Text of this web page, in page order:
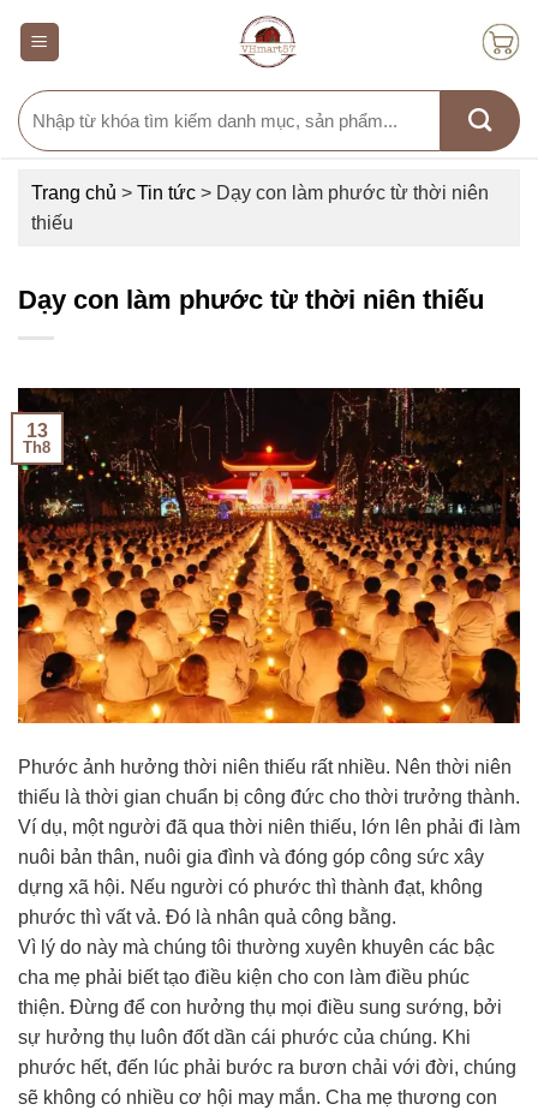
Search
for:
Trang chủ > Tin tức > Dạy con làm phước từ thời niên
thiếu
Dạy con làm phước từ thời niên thiếu
13
Th8
Phước ảnh hưởng thời niên thiếu rất nhiều. Nên thời niên
thiếu là thời gian chuẩn bị công đức cho thời trưởng thành.
Ví dụ, một người đã qua thời niên thiếu, lớn lên phải đi làm
nuôi bản thân, nuôi gia đình và đóng góp công sức xây
dựng xã hội. Nếu người có phước thì thành đạt, không
phước thì vất vả. Đó là nhân quả công bằng.
Vì lý do này mà chúng tôi thường xuyên khuyên các bậc
cha mẹ phải biết tạo điều kiện cho con làm điều phúc
thiện. Đừng để con hưởng thụ mọi điều sung sướng, bởi
sự hưởng thụ luôn đốt dần cái phước của chúng. Khi
phước hết, đến lúc phải bước ra bươn chải với đời, chúng
sẽ không có nhiều cơ hội may mắn. Cha mẹ thương con